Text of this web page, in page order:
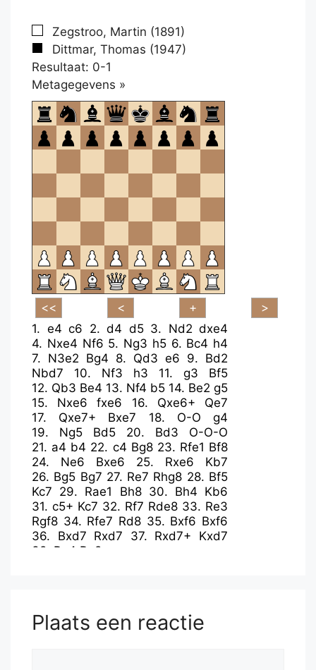
Zegstroo, Martin (1891)
Dittmar, Thomas (1947)
Resultaat: 0-1
Metagegevens »
om
te
openen.
1. e4 c6 2. d4 d5 3. Nd2 dxe4
4. Nxe4 Nf6 5. Ng3 h5 6. Bc4 h4
7. N3e2 Bg4 8. Qd3 e6 9. Bd2
Nbd7
10. Nf3 h3 11. g3
Bf5
12. Qb3 Be4 13. Nf4 b5 14. Be2 g5
15. Nxe6 fxe6 16. Qxe6+
Qe7
17. Qxe7+ Bxe7 18. O-O
g4
19. Ng5 Bd5 20. Bd3
O-O-O
21. a4 b4 22. c4 Bg8 23. Rfe1 Bf8
24. Ne6 Bxe6 25. Rxe6
Kb7
26. Bg5 Bg7 27. Re7 Rhg8 28. Bf5
Kc7 29. Rae1 Bh8 30. Bh4 Kb6
31. c5+ Kc7 32. Rf7 Rde8 33. Re3
Rgf8 34. Rfe7 Rd8 35. Bxf6 Bxf6
36. Bxd7 Rxd7 37. Rxd7+
Kxd7
38. Re4 Re8
Plaats een reactie